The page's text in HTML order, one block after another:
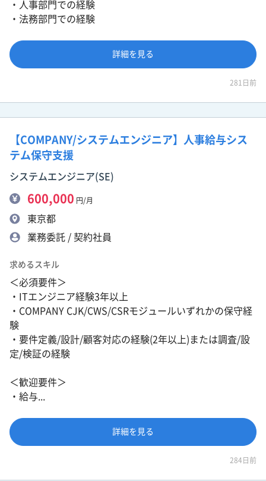
・人事部門での経験
・法務部門での経験
詳細を見る
281日前
【COMPANY/システムエンジニア】人事給与シス
テム保守支援
システムエンジニア(SE)
600,000 円/月
東京都
業務委託 / 契約社員
求めるスキル
＜必須要件＞
・ITエンジニア経験3年以上
・COMPANY CJK/CWS/CSRモジュールいずれかの保守経
験
・要件定義/設計/顧客対応の経験(2年以上)または調査/設
定/検証の経験
＜歓迎要件＞
・給与...
詳細を見る
284日前